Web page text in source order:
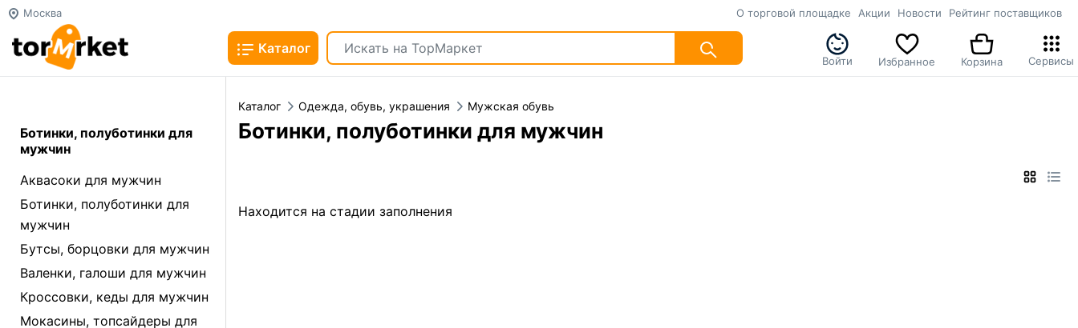
Москва О торговой площадке Акции Новости Рейтинг поставщиков
Каталог
Войти Избранное Корзина Сервисы
Ботинки, полуботинки для
мужчин
Аквасоки для мужчин
Ботинки, полуботинки для
мужчин
Бутсы, борцовки для мужчин
Валенки, галоши для мужчин
Кроссовки, кеды для мужчин
Мокасины, топсайдеры для
Каталог Одежда, обувь, украшения Мужская обувь
Ботинки, полуботинки для мужчин
Находится на стадии заполнения